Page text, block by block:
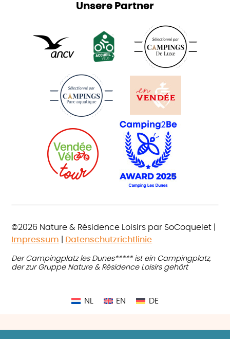
Unsere Partner
©2026 Nature & Résidence Loisirs par SoCoquelet |
Impressum
Datenschutzrichtlinie
Der Campingplatz les Dunes***** ist ein Campingplatz,
der zur Gruppe Nature & Résidence Loisirs gehört
NL EN DE